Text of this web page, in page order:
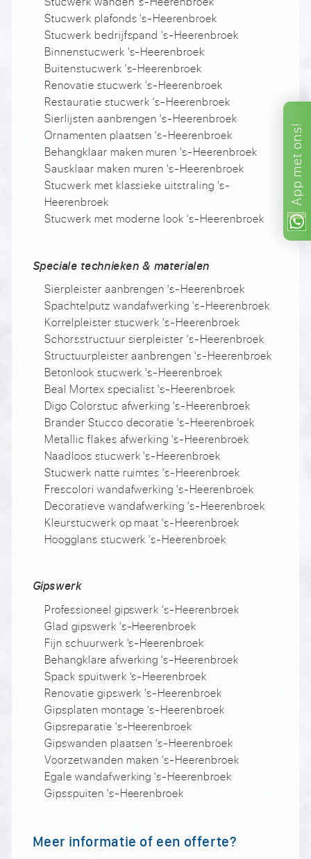
App
met
ons!
Stucwerk plafonds 's-Heerenbroek
Stucwerk bedrijfspand 's-Heerenbroek
Binnenstucwerk 's-Heerenbroek
Buitenstucwerk 's-Heerenbroek
Renovatie stucwerk 's-Heerenbroek
Restauratie stucwerk 's-Heerenbroek
Sierlijsten aanbrengen 's-Heerenbroek
Ornamenten plaatsen 's-Heerenbroek
Behangklaar maken muren 's-Heerenbroek
Sausklaar maken muren 's-Heerenbroek
Stucwerk met klassieke uitstraling 's-
Heerenbroek
Stucwerk met moderne look 's-Heerenbroek
Speciale technieken & materialen
Sierpleister aanbrengen 's-Heerenbroek
Spachtelputz wandafwerking 's-Heerenbroek
Korrelpleister stucwerk 's-Heerenbroek
Schorsstructuur sierpleister 's-Heerenbroek
Structuurpleister aanbrengen 's-Heerenbroek
Betonlook stucwerk 's-Heerenbroek
Beal Mortex specialist 's-Heerenbroek
Digo Colorstuc afwerking 's-Heerenbroek
Brander Stucco decoratie 's-Heerenbroek
Metallic flakes afwerking 's-Heerenbroek
Naadloos stucwerk 's-Heerenbroek
Stucwerk natte ruimtes 's-Heerenbroek
Frescolori wandafwerking 's-Heerenbroek
Decoratieve wandafwerking 's-Heerenbroek
Kleurstucwerk op maat 's-Heerenbroek
Hoogglans stucwerk 's-Heerenbroek
Gipswerk
Professioneel gipswerk 's-Heerenbroek
Glad gipswerk 's-Heerenbroek
Fijn schuurwerk 's-Heerenbroek
Behangklare afwerking 's-Heerenbroek
Spack spuitwerk 's-Heerenbroek
Renovatie gipswerk 's-Heerenbroek
Gipsplaten montage 's-Heerenbroek
Gipsreparatie 's-Heerenbroek
Gipswanden plaatsen 's-Heerenbroek
Voorzetwanden maken 's-Heerenbroek
Egale wandafwerking 's-Heerenbroek
Gipsspuiten 's-Heerenbroek
Meer informatie of een offerte?